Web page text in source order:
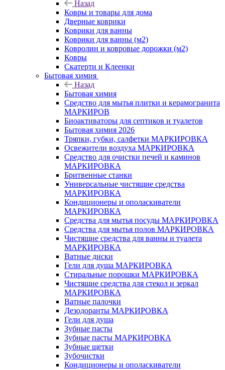
Назад
Ковры и товары для дома
Дверные коврики
Коврики для ванны
Коврики для ванны (м2)
Ковролин и ковровые дорожки (м2)
Ковры
Скатерти и Клеенки
Бытовая химия
Назад
Бытовая химия
Средство для мытья плитки и керамогранита
МАРКИРОВ
Биоактиваторы для септиков и туалетов
Бытовая химия 2026
Тряпки, губки, салфетки МАРКИРОВКА
Освежители воздуха МАРКИРОВКА
Средство для очистки печей и каминов
МАРКИРОВКА
Бритвенные станки
Универсальные чистящие средства
МАРКИРОВКА
Кондиционеры и ополаскиватели
МАРКИРОВКА
Средства для мытья посуды МАРКИРОВКА
Средства для мытья полов МАРКИРОВКА
Чистящие средства для ванны и туалета
МАРКИРОВКА
Ватные диски
Гели для душа МАРКИРОВКА
Стиральные порошки МАРКИРОВКА
Чистящие средства для стекол и зеркал
МАРКИРОВКА
Ватные палочки
Дезодоранты МАРКИРОВКА
Гели для душа
Зубные пасты
Зубные пасты МАРКИРОВКА
Зубные щетки
Зубочистки
Кондиционеры и ополаскиватели